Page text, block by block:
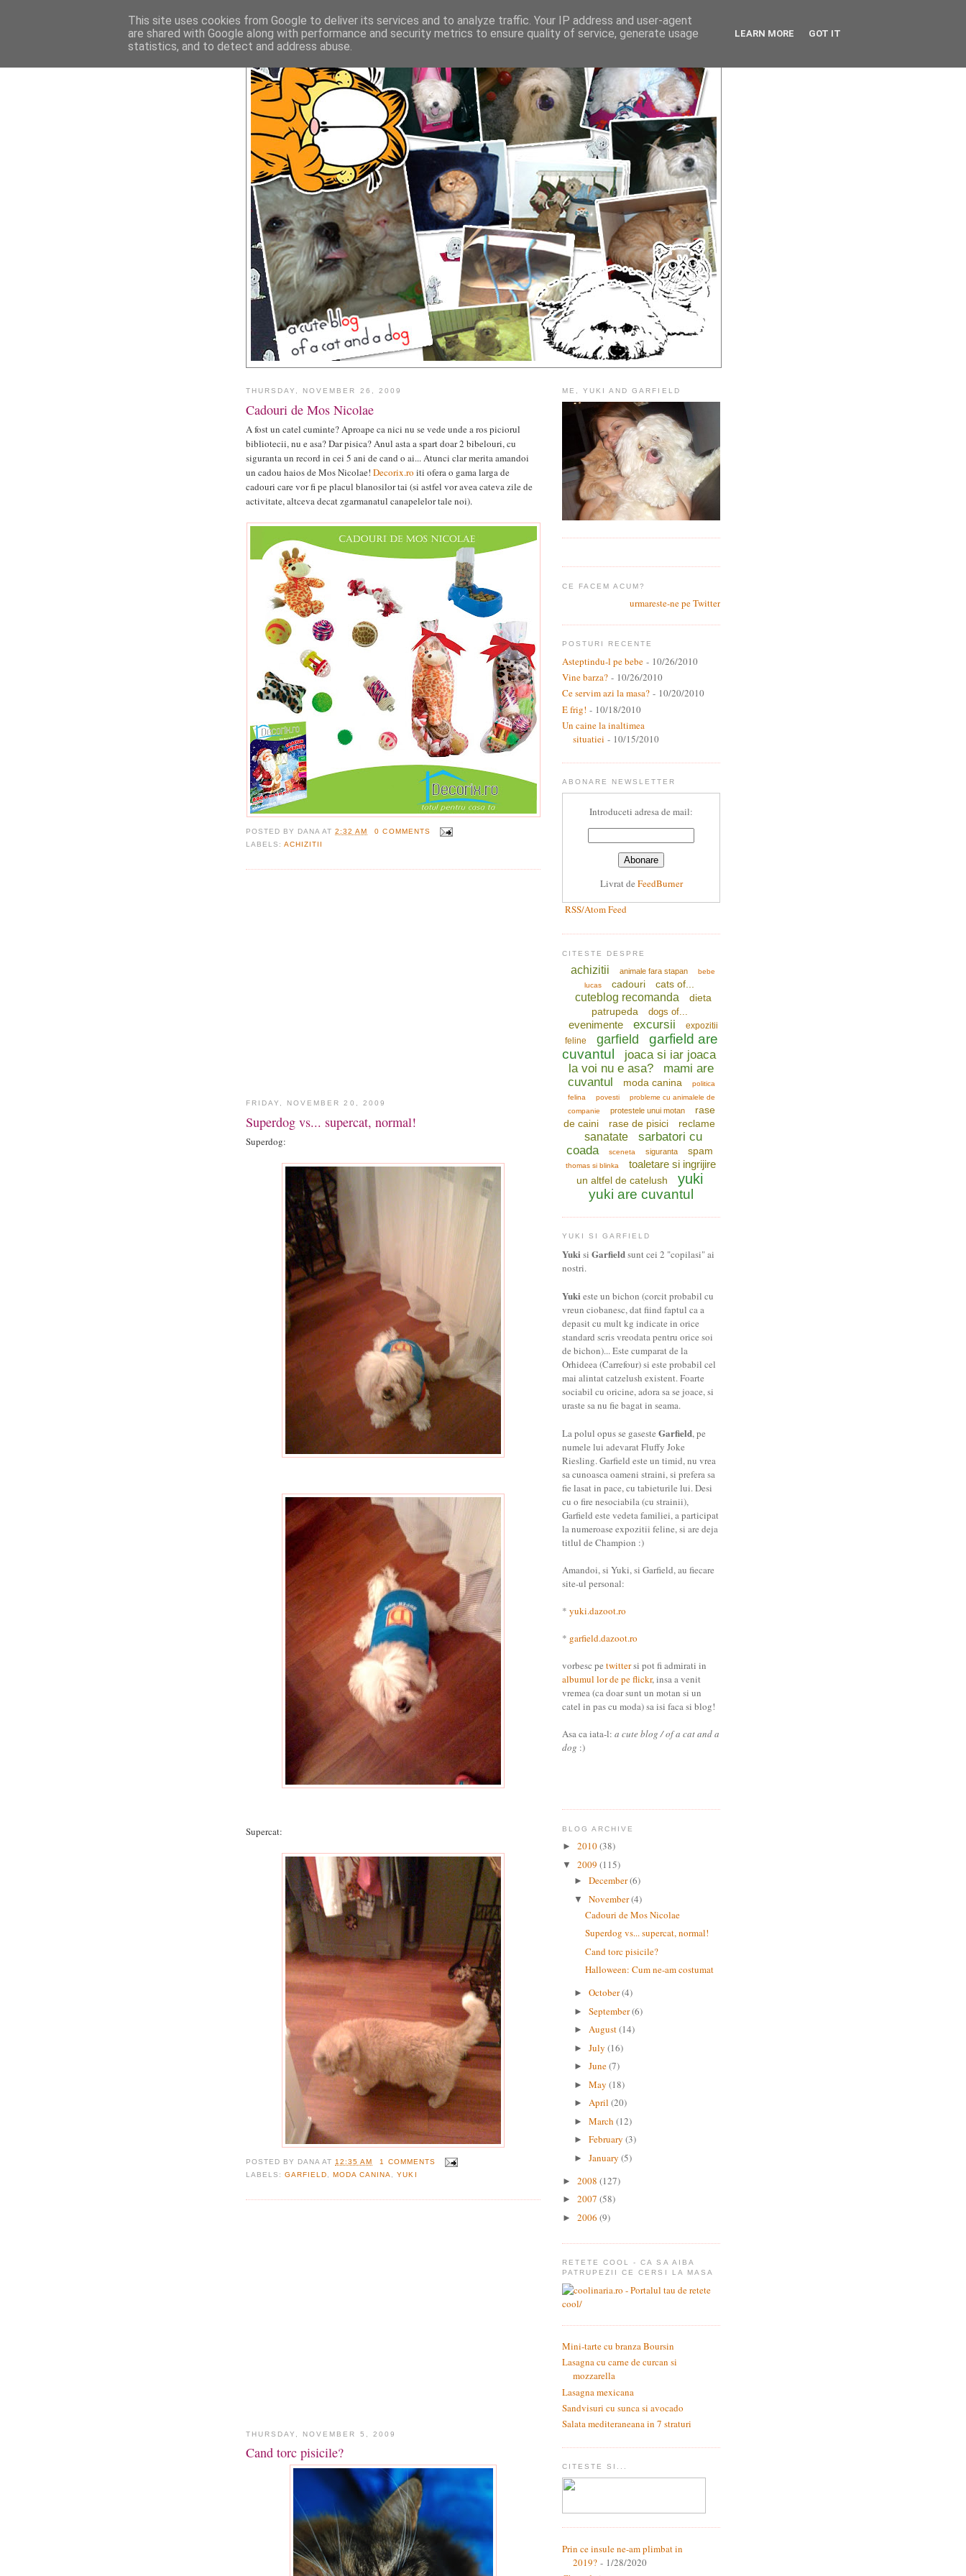
THURSDAY, NOVEMBER 26, 2009
Cadouri de Mos Nicolae
A fost un catel cuminte? Aproape ca nici nu se vede unde a ros piciorul
bibliotecii, nu e asa? Dar pisica? Anul asta a spart doar 2 bibelouri, cu
siguranta un record in cei 5 ani de cand o ai... Atunci clar merita amandoi
un cadou haios de Mos Nicolae! Decorix.ro iti ofera o gama larga de
cadouri care vor fi pe placul blanosilor tai (si astfel vor avea cateva zile de
activitate, altceva decat zgarmanatul canapelelor tale noi).
POSTED BY DANA AT2:32 AM
0 COMMENTS
LABELS:ACHIZITII
FRIDAY, NOVEMBER 20, 2009
Superdog vs... supercat, normal!
Superdog:
Supercat:
POSTED BY DANA AT 12:35 AM
1 COMMENTS
LABELS:GARFIELD ,MODA CANINA ,YUKI
THURSDAY, NOVEMBER 5, 2009
Cand torc pisicile?
ME, YUKI AND GARFIELD
CE FACEM ACUM?
urmareste-ne pe Twitter
POSTURI RECENTE
Asteptindu-l pe bebe - 10/26/2010
Vine barza? - 10/26/2010
Ce servim azi la masa? - 10/20/2010
E frig! - 10/18/2010
Un caine la inaltimea
situatiei - 10/15/2010
ABONARE NEWSLETTER
Introduceti adresa de mail:
Livrat de FeedBurner
RSS/Atom Feed
CITESTE DESPRE
achizitii animale fara stapan
bebe
lucas
cadouri cats of...
cuteblog recomanda
dieta
patrupeda
dogs of...
evenimente excursii
expozitii
feline
garfield
garfield are
cuvantul
joaca si iar joaca
la voi nu e asa?
mami are
cuvantul
moda canina
politica
felina
povesti
probleme cu animalele de
companie
protestele unui motan
rase
de caini
rase de pisici reclame
sanatate
sarbatori cu
coada
sceneta siguranta spam
thomas si blinka toaletare si ingrijire
un altfel de catelush yuki
yuki are cuvantul
YUKI SI GARFIELD
Yuki si Garfieldsunt cei 2 "copilasi" ai
nostri.
Yuki este un bichon (corcit probabil cu
vreun ciobanesc, dat fiind faptul ca a
depasit cu mult kg indicate in orice
standard scris vreodata pentru orice soi
de bichon)... Este cumparat de la
Orhideea (Carrefour) si este probabil cel
mai alintat catzelush existent. Foarte
sociabil cu oricine, adora sa se joace, si
uraste sa nu fie bagat in seama.
La polul opus se gaseste Garfield, pe
numele lui adevarat Fluffy Joke
Riesling. Garfield este un timid, nu vrea
sa cunoasca oameni straini, si prefera sa
fie lasat in pace, cu tabieturile lui. Desi
cu o fire nesociabila (cu strainii),
Garfield este vedeta familiei, a participat
la numeroase expozitii feline, si are deja
titlul de Champion :)
Amandoi, si Yuki, si Garfield, au fiecare
site-ul personal:
* yuki.dazoot.ro
* garfield.dazoot.ro
vorbesc pe twittersi pot fi admirati in
albumul lor de pe flickr, insa a venit
vremea (ca doar sunt un motan si un
catel in pas cu moda) sa isi faca si blog!
Asa ca iata-l: a cute blog / of a cat and a
dog :)
BLOG ARCHIVE
► 2010(38)
▼ 2009 (115)
► December(6)
▼ November(4)
Cadouri de Mos Nicolae
Superdog vs... supercat, normal!
Cand torc pisicile?
Halloween: Cum ne-am costumat
► October(4)
► September(6)
► August(14)
► July (16)
► June(7)
► May (18)
► April (20)
► March (12)
► February (3)
► January (5)
► 2008 (127)
► 2007 (58)
► 2006 (9)
RETETE COOL - CA SA AIBA
PATRUPEZII CE CERSI LA MASA
Mini-tarte cu branza Boursin
Lasagna cu carne de curcan si
mozzarella
Lasagna mexicana
Sandvisuri cu sunca si avocado
Salata mediteraneana in 7 straturi
CITESTE SI...
Prin ce insule ne-am plimbat in
2019? - 1/28/2020
This site uses cookies from Google to deliver its services and to analyze traffic. Your IP address and user-agent
are shared with Google along with performance and security metrics to ensure quality of service, generate usage
statistics, and to detect and address abuse.
LEARN MORE GOT IT